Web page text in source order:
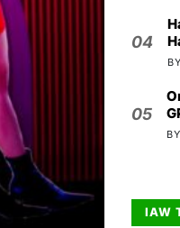
04
05
BY
IAW